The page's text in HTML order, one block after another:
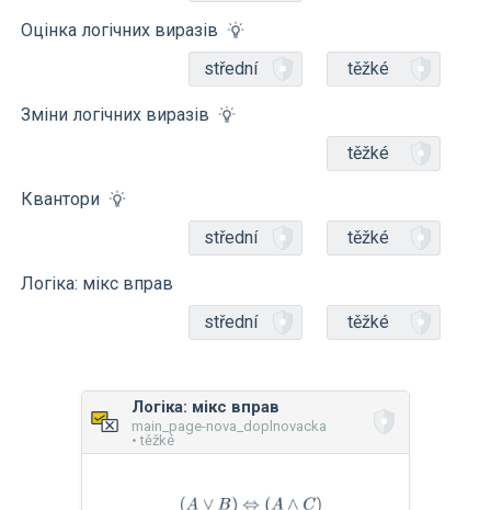
Оцінка логічних виразів
střední
těžké
Зміни логічних виразів
těžké
Квантори
střední
těžké
Логіка: мікс вправ
střední
těžké
Логіка: мікс вправ
main_page-nova_doplnovacka
• těžké